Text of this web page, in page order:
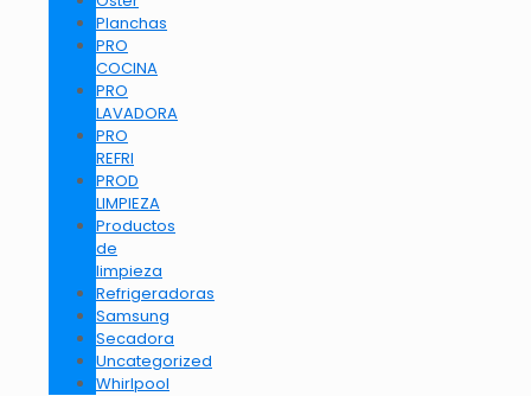
Planchas
PRO
COCINA
PRO
LAVADORA
PRO
REFRI
PROD
LIMPIEZA
Productos
de
limpieza
Refrigeradoras
Samsung
Secadora
Uncategorized
Whirlpool